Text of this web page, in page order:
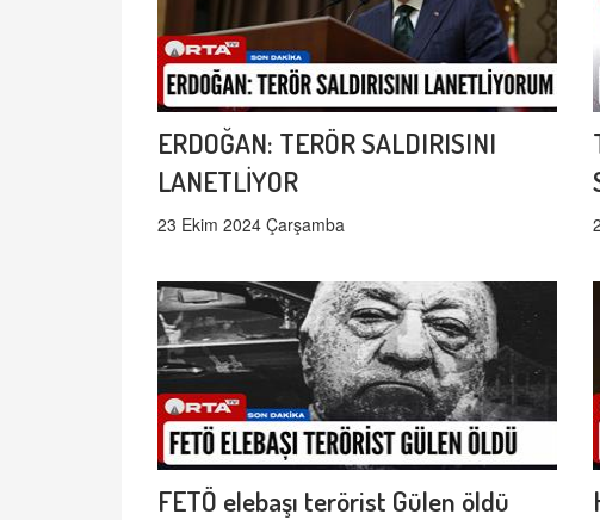
ERDOĞAN: TERÖR SALDIRISINI
LANETLİYOR
23 Ekim 2024 Çarşamba
FETÖ elebaşı terörist Gülen öldü